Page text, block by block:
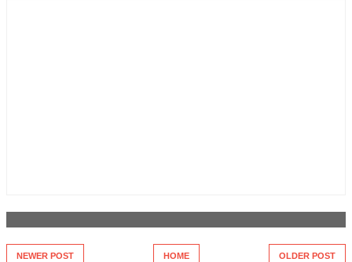
NEWER POST OLDER POST
HOME